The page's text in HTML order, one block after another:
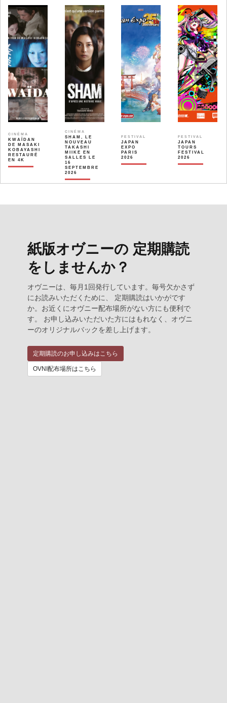
CINÉMA
KWAÏDAN
DE MASAKI
KOBAYASHI
RESTAURÉ
EN 4K
CINÉMA
SHAM, LE
NOUVEAU
TAKASHI
MIIKE EN
SALLES LE
16
SEPTEMBRE
2026
FESTIVAL
JAPAN
EXPO
PARIS
2026
FESTIVAL
JAPAN
TOURS
FESTIVAL
2026
紙版オヴニーの 定期購読
をしませんか？
オヴニーは、毎月1回発行しています。毎号欠かさず
にお読みいただくために、 定期購読はいかがです
か。お近くにオヴニー配布場所がない方にも便利で
す。 お申し込みいただいた方にはもれなく、オヴニ
ーのオリジナルバックを差し上げます。
定期購読のお申し込みはこちら
OVNI配布場所はこちら